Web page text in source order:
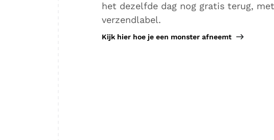
het dezelfde dag nog gratis terug,
verzendlabel.
Kijk hier hoe je een monster afneemt